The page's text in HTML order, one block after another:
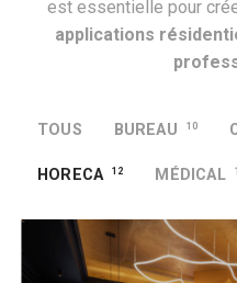
est essentielle pour
applications
TOUS BUREAU 10
HORECA 12 MÉDICAL